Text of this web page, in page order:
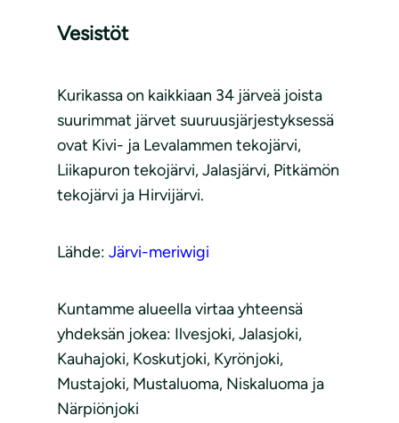
Vesistöt
Kurikassa on kaikkiaan 34 järveä joista
suurimmat järvet suuruusjärjestyksessä
ovat Kivi- ja Levalammen tekojärvi,
Liikapuron tekojärvi, Jalasjärvi, Pitkämön
tekojärvi ja Hirvijärvi.
Lähde: Järvi-meriwigi
Kuntamme alueella virtaa yhteensä
yhdeksän jokea: Ilvesjoki, Jalasjoki,
Kauhajoki, Koskutjoki, Kyrönjoki,
Mustajoki, Mustaluoma, Niskaluoma ja
Närpiönjoki